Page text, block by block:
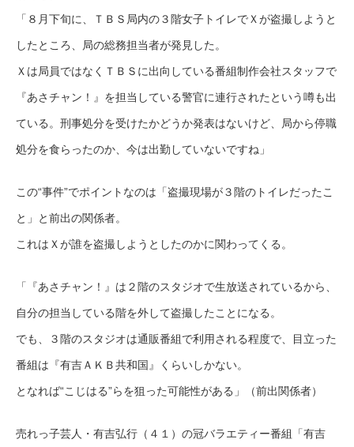
「８月下旬に、ＴＢＳ局内の３階女子トイレでＸが盗撮しようと
したところ、局の総務担当者が発見した。
Ｘは局員ではなくＴＢＳに出向している番組制作会社スタッフで
『あさチャン！』を担当している警官に連行されたという噂も出
ている。刑事処分を受けたかどうか発表はないけど、局から停職
処分を食らったのか、今は出勤していないですね」
この“事件”でポイントなのは「盗撮現場が３階のトイレだったこ
と」と前出の関係者。
これはＸが誰を盗撮しようとしたのかに関わってくる。
「『あさチャン！』は２階のスタジオで生放送されているから、
自分の担当している階を外して盗撮したことになる。
でも、３階のスタジオは通販番組で利用される程度で、目立った
番組は『有吉ＡＫＢ共和国』くらいしかない。
となれば“こじはる”らを狙った可能性がある」（前出関係者）
売れっ子芸人・有吉弘行（４１）の冠バラエティー番組「有吉